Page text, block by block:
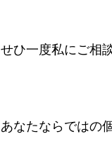
せひ一度私にご相
あなたならではの